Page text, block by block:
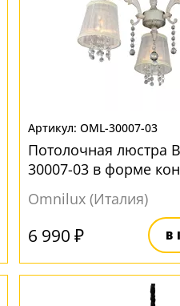
OML-30007-03
Потолочная люстра
30007-03 в форме
Omnilux (Италия)
6 990 ₽ В